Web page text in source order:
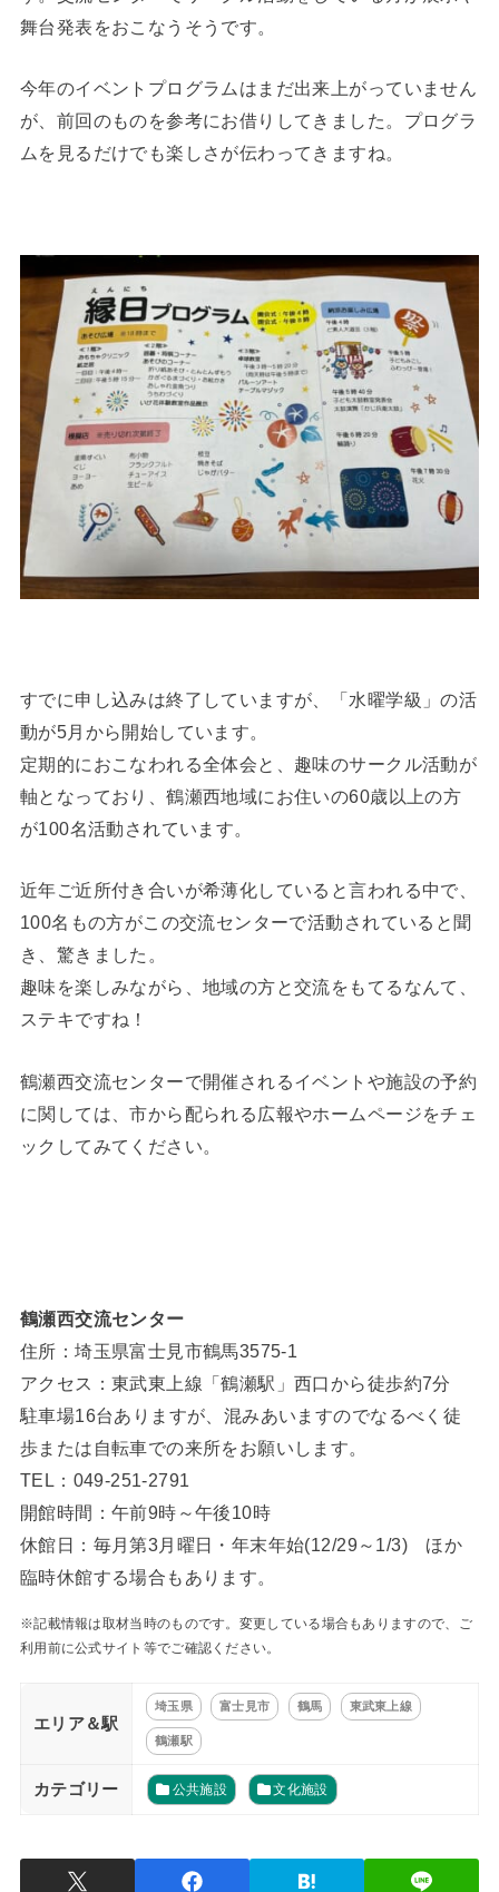
舞台発表をおこなうそうです。
今年のイベントプログラムはまだ出来上がっていません
が、前回のものを参考にお借りしてきました。プログラ
ムを見るだけでも楽しさが伝わってきますね。
すでに申し込みは終了していますが、「水曜学級」の活
動が5月から開始しています。
定期的におこなわれる全体会と、趣味のサークル活動が
軸となっており、鶴瀬西地域にお住いの60歳以上の方
が100名活動されています。
近年ご近所付き合いが希薄化していると言われる中で、
100名もの方がこの交流センターで活動されていると聞
き、驚きました。
趣味を楽しみながら、地域の方と交流をもてるなんて、
ステキですね！
鶴瀬西交流センターで開催されるイベントや施設の予約
に関しては、市から配られる広報やホームページをチェ
ックしてみてください。
鶴瀬西交流センター
住所：埼玉県富士見市鶴馬3575-1
アクセス：東武東上線「鶴瀬駅」西口から徒歩約7分
駐車場16台ありますが、混みあいますのでなるべく徒
歩または自転車での来所をお願いします。
TEL：049-251-2791
開館時間：午前9時～午後10時
休館日：毎月第3月曜日・年末年始(12/29～1/3) ほか
臨時休館する場合もあります。
※記載情報は取材当時のものです。変更している場合もありますので、ご
利用前に公式サイト等でご確認ください。
エリア＆駅
埼玉県 富士見市 鶴馬 東武東上線
鶴瀬駅
カテゴリー 公共施設 文化施設